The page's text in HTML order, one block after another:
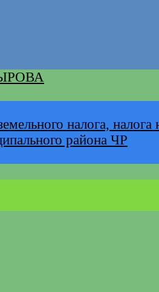
налога,
района ЧР